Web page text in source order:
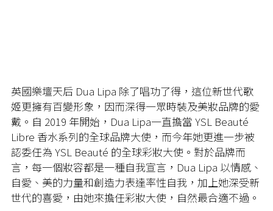
英國樂壇天后 Dua Lipa 除了唱功了得，這位新世代歌
姬更擁有百變形象，因而深得一眾時裝及美妝品牌的愛
戴。自 2019 年開始，Dua Lipa一直擔當 YSL Beauté
Libre 香水系列的全球品牌大使，而今年她更進一步被
認委任為 YSL Beauté 的全球彩妝大使。對於品牌而
言，每一個妝容都是一種自我宣言，Dua Lipa 以情感、
自愛、美的力量和創造力表達率性自我，加上她深受新
世代的喜愛，由她來擔任彩妝大使，自然最合適不過。